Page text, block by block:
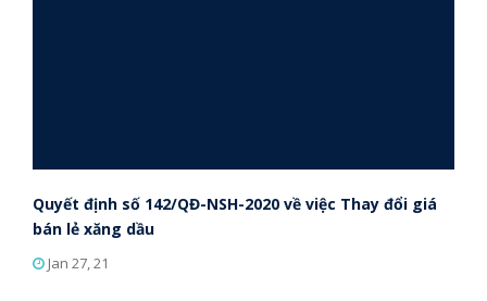
Quyết định số 142/QĐ-NSH-2020 về việc Thay đổi giá
bán lẻ xăng dầu
Jan 27, 21